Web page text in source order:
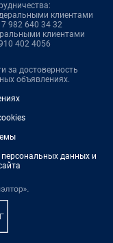
клиентами
982 640 34 32
клиентами
402 4056
за достоверность
объявлениях.
данных и